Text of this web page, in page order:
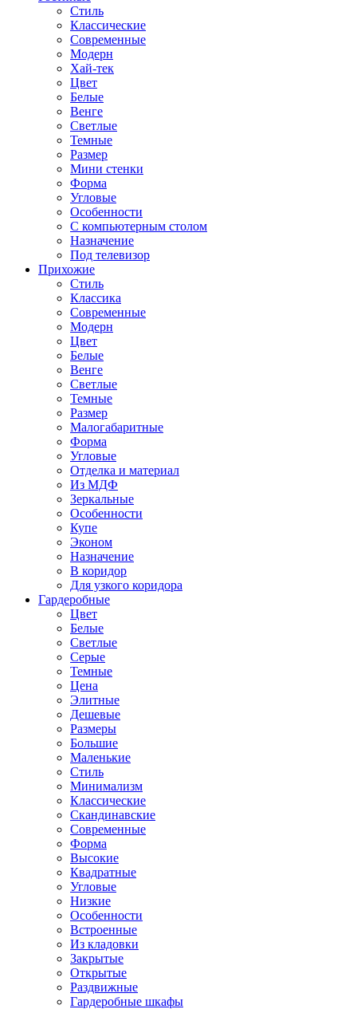
Стиль
Классические
Современные
Модерн
Хай-тек
Цвет
Белые
Венге
Светлые
Темные
Размер
Мини стенки
Форма
Угловые
Особенности
С компьютерным столом
Назначение
Под телевизор
Прихожие
Стиль
Классика
Современные
Модерн
Цвет
Белые
Венге
Светлые
Темные
Размер
Малогабаритные
Форма
Угловые
Отделка и материал
Из МДФ
Зеркальные
Особенности
Купе
Эконом
Назначение
В коридор
Для узкого коридора
Гардеробные
Цвет
Белые
Светлые
Серые
Темные
Цена
Элитные
Дешевые
Размеры
Большие
Маленькие
Стиль
Минимализм
Классические
Скандинавские
Современные
Форма
Высокие
Квадратные
Угловые
Низкие
Особенности
Встроенные
Из кладовки
Закрытые
Открытые
Раздвижные
Гардеробные шкафы